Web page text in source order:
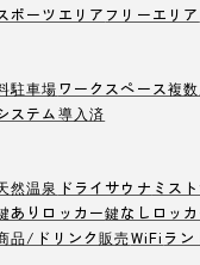
ポーツエリア フリーエリア
駐車場ワークスペース複
ステム導入済
然温泉 ドライサウナ ミス
ありロッカー鍵なしロッカ
品/ドリンク販売WiFi ラン